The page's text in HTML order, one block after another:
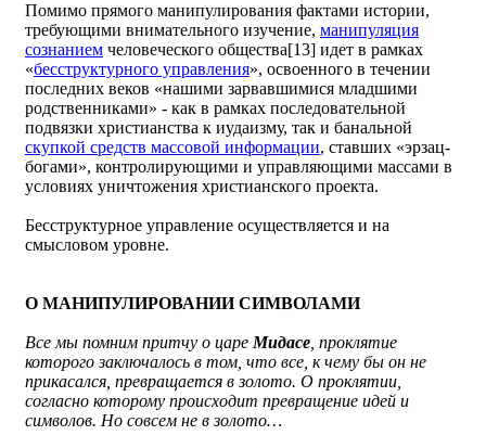
Помимо прямого манипулирования фактами истории,
требующими внимательного изучение, манипуляция
сознанием человеческого общества[13] идет в рамках
«бесструктурного управления», освоенного в течении
последних веков «нашими зарвавшимися младшими
родственниками» - как в рамках последовательной
подвязки христианства к иудаизму, так и банальной
скупкой средств массовой информации, ставших «эрзац-
богами», контролирующими и управляющими массами в
условиях уничтожения христианского проекта.
Бесструктурное управление осуществляется и на
смысловом уровне.
О МАНИПУЛИРОВАНИИ СИМВОЛАМИ
Все мы помним притчу о царе Мидасе , проклятие
которого заключалось в том, что все, к чему бы он не
прикасался, превращается в золото. О проклятии,
согласно которому происходит превращение идей и
символов. Но совсем не в золото…